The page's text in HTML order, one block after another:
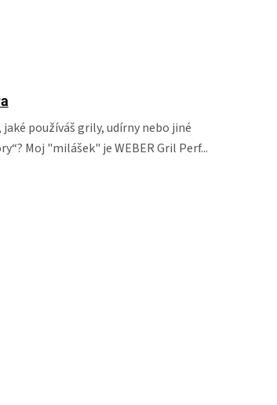
jaké používáš grily, udírny nebo jiné
Moj "milášek" je WEBER Gril Perf...